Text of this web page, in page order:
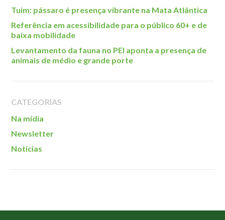
Tuim: pássaro é presença vibrante na Mata Atlântica
Referência em acessibilidade para o público 60+ e de
baixa mobilidade
Levantamento da fauna no PEI aponta a presença de
animais de médio e grande porte
CATEGORIAS
Na mídia
Newsletter
Notícias